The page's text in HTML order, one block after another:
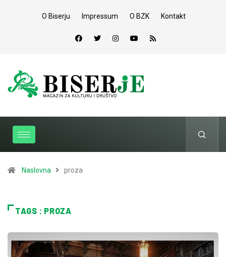
O Biserju Impressum O BZK Kontakt
Naslovna proza
TAGS : PROZA